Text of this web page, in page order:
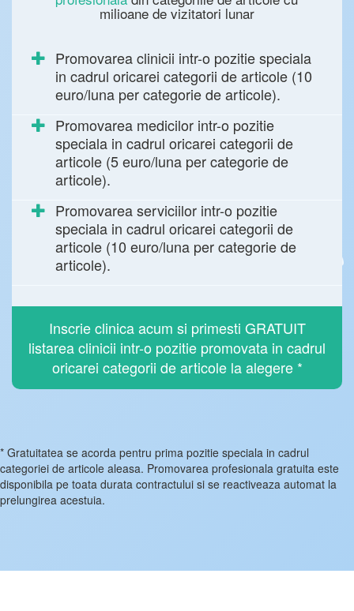
milioane de vizitatori lunar
Promovarea clinicii intr-o pozitie speciala
in cadrul oricarei categorii de articole (10
euro/luna per categorie de articole).
Promovarea medicilor intr-o pozitie
speciala in cadrul oricarei categorii de
articole (5 euro/luna per categorie de
articole).
Promovarea serviciilor intr-o pozitie
speciala in cadrul oricarei categorii de
articole (10 euro/luna per categorie de
articole).
Inscrie clinica acum si primesti GRATUIT
listarea clinicii intr-o pozitie promovata in cadrul
oricarei categorii de articole la alegere *
* Gratuitatea se acorda pentru prima pozitie speciala in cadrul
categoriei de articole aleasa. Promovarea profesionala gratuita este
disponibila pe toata durata contractului si se reactiveaza automat la
prelungirea acestuia.